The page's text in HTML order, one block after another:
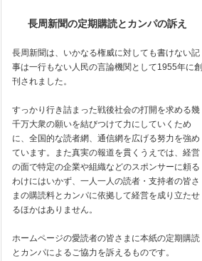
長周新聞の定期購読とカンパの訴え
長周新聞は、いかなる権威に対しても書けない記
事は一行もない人民の言論機関として1955年に創
刊されました。
すっかり行き詰まった戦後社会の打開を求める幾
千万大衆の願いを結びつけて力にしていくため
に、全国的な読者網、通信網を広げる努力を強め
ています。また真実の報道を貫くうえでは、経営
の面で特定の企業や組織などのスポンサーに頼る
わけにはいかず、一人一人の読者・支持者の皆さ
まの購読料とカンパに依拠して経営を成り立たせ
るほかはありません。
ホームページの愛読者の皆さまに本紙の定期購読
とカンパによるご協力を訴えるものです。